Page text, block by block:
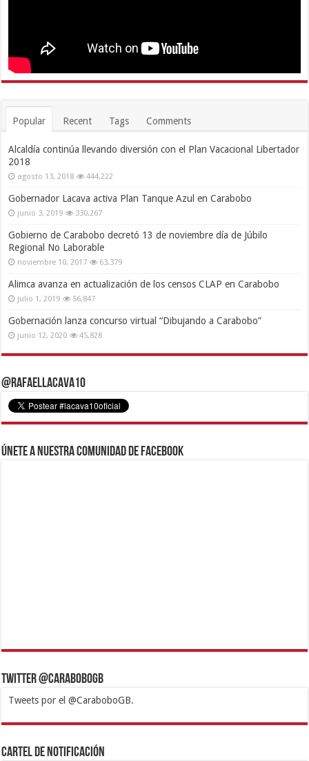
Popular Recent Tags Comments
Alcaldía continúa llevando diversión con el Plan Vacacional Libertador
2018
agosto 13, 2018 444,222
Gobernador Lacava activa Plan Tanque Azul en Carabobo
junio 3, 2019 330,267
Gobierno de Carabobo decretó 13 de noviembre día de Júbilo
Regional No Laborable
noviembre 10, 2017 63,379
Alimca avanza en actualización de los censos CLAP en Carabobo
julio 1, 2019 56,847
Gobernación lanza concurso virtual “Dibujando a Carabobo”
junio 12, 2020 45,828
@RafaelLacava10
Únete a nuestra comunidad de Facebook
Twitter @CaraboboGB
Tweets por el @CaraboboGB.
1xbetBetturkeyBetistKralbetSupertotobetTipobetMatadorbetMariobet
https://mvbcasino.com/
Cartel de Notificación